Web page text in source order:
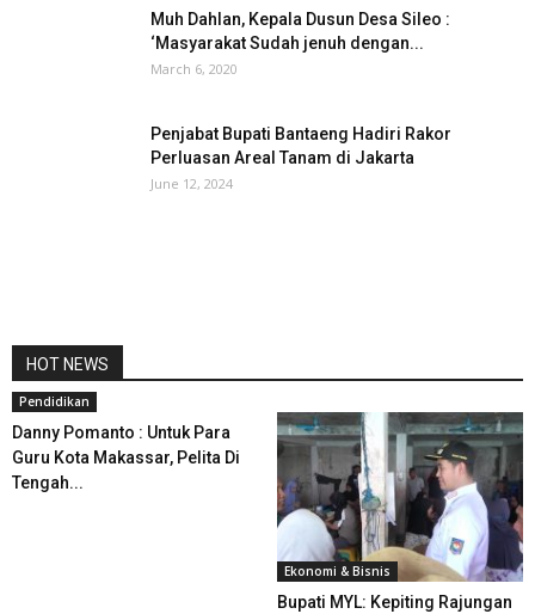
Muh Dahlan, Kepala Dusun Desa Sileo :
‘Masyarakat Sudah jenuh dengan...
March 6, 2020
Penjabat Bupati Bantaeng Hadiri Rakor
Perluasan Areal Tanam di Jakarta
June 12, 2024
HOT NEWS
Pendidikan
Danny Pomanto : Untuk Para
Guru Kota Makassar, Pelita Di
Tengah...
Ekonomi & Bisnis
Bupati MYL: Kepiting Rajungan